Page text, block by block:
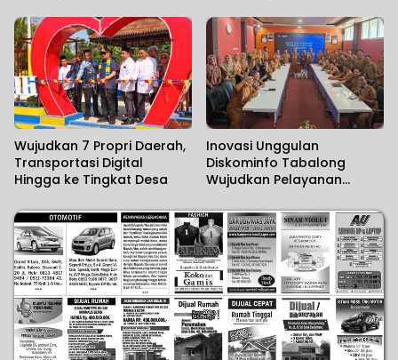
Wujudkan 7 Propri Daerah,
Transportasi Digital
Hingga ke Tingkat Desa
Inovasi Unggulan
Diskominfo Tabalong
Wujudkan Pelayanan